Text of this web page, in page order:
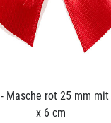
- Masche rot 25 mm
x 6 cm